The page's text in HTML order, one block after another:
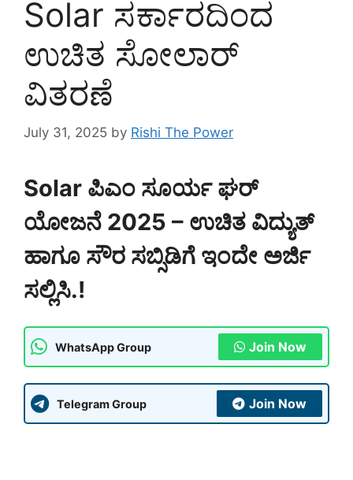
Solar ಸರ್ಕಾರದಿಂದ
ಉಚಿತ ಸೋಲಾರ್
ವಿತರಣೆ
July 31, 2025 by Rishi The Power
Solar ಪಿಎಂ ಸೂರ್ಯ ಘರ್
ಯೋಜನೆ 2025 – ಉಚಿತ ವಿದ್ಯುತ್
ಹಾಗೂ ಸೌರ ಸಬ್ಸಿಡಿಗೆ ಇಂದೇ ಅರ್ಜಿ
ಸಲ್ಲಿಸಿ.!
WhatsApp Group Join Now
Telegram Group Join Now